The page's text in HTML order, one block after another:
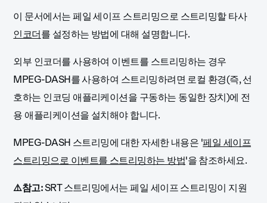
이 문서에서는 페일 세이프 스트리밍으로 스트리밍할 타사
인코더를 설정하는 방법에 대해 설명합니다.
외부 인코더를 사용하여 이벤트를 스트리밍하는 경우
MPEG-DASH를 사용하여 스트리밍하려면 로컬 환경(즉, 선
호하는 인코딩 애플리케이션을 구동하는 동일한 장치)에 전
용 애플리케이션을 설치해야 합니다.
MPEG-DASH 스트리밍에 대한 자세한 내용은 '페일 세이프
스트리밍으로 이벤트를 스트리밍하는 방법'을 참조하세요.
⚠️참고:SRT 스트리밍에서는 페일 세이프 스트리밍이 지원